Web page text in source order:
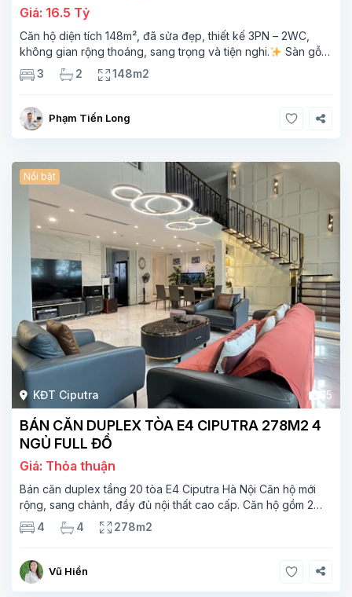
Giá: 16.5 Tỷ
Căn hộ diện tích 148m², đã sửa đẹp, thiết kế 3PN – 2WC,
không gian rộng thoáng, sang trọng và tiện nghi.
Sàn gỗ
cao cấp, ánh sáng tự nhiên chan hòa, view hồ Tây đắt giá –
mang lại
3 2 148m2
Phạm Tiến Long
KĐT Ciputra 15
Nổi bật
BÁN CĂN DUPLEX TÒA E4 CIPUTRA 278M2 4
NGỦ FULL ĐỒ
Giá: Thỏa thuận
Bán căn duplex tầng 20 tòa E4 Ciputra Hà Nội Căn hộ mới
rộng, sang chảnh, đầy đủ nội thất cao cấp. Căn hộ gồm 2
tầng. Tầng 1 rộng 142m2 bao gồm phòng khách, phòng ăn,
phòng bếp, 2 phòng ngủ,
4 4 278m2
Vũ Hiền